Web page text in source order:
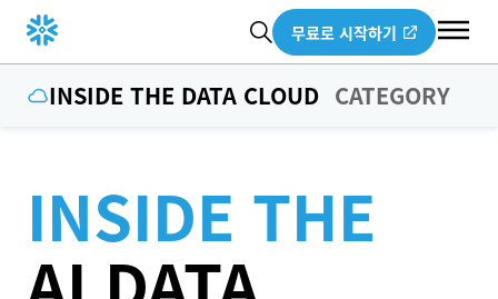
무료로 시작하기
INSIDE THE DATA CLOUD CATEGORY
INSIDE THE